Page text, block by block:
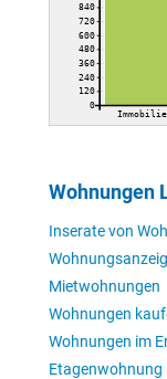
0
120
240
360
480
600
720
840
Wohnungen
Inserate von
Mietwohnungen
Wohnungen
Wohnungen im
Etagenwohnung